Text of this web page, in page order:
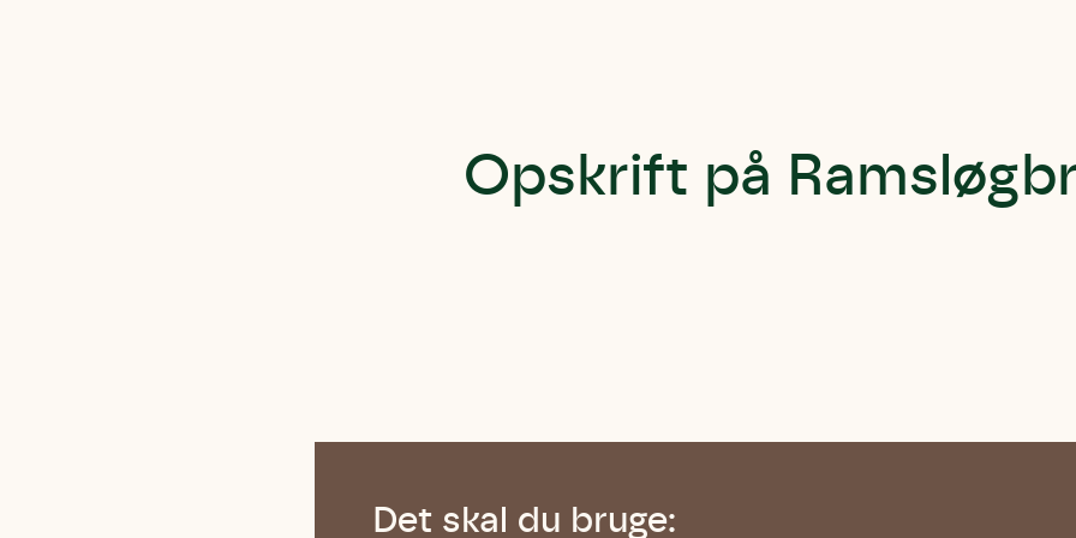
Opskrift på
Det skal du bruge: